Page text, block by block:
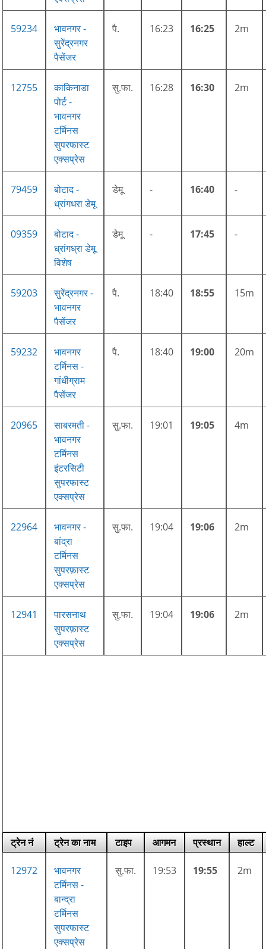
59234
भावनगर -
सुरेंद्रनगर
पैसेंजर
पै. 16:23 16:25 2m
12755
काकिनाडा
पोर्ट -
भावनगर
टर्मिनस
सुपरफास्ट
एक्सप्रेस
सु.फा. 16:28 16:30 2m
79459
बोटाद -
ध्रांगधरा डेमू
डेमू - 16:40 -
09359
बोटाद -
ध्रांगध्रा डेमू
विशेष
डेमू - 17:45 -
59203
सुरेंद्रनगर -
भावनगर
पैसेंजर
पै. 18:40 18:55 15m
59232
भावनगर
टर्मिनस -
गांधीग्राम
पैसेंजर
पै. 18:40 19:00 20m
20965
साबरमती -
भावनगर
टर्मिनस
इंटरसिटी
सुपरफास्ट
एक्सप्रेस
सु.फा. 19:01 19:05 4m
22964
भावनगर -
बांद्रा
टर्मिनस
सुपरफ़ास्ट
एक्सप्रेस
सु.फा. 19:04 19:06 2m
12941
पारसनाथ
सुपरफ़ास्ट
एक्सप्रेस
सु.फा. 19:04 19:06 2m
ट्रेन नं ट्रेन का नाम टाइप आगमन प्रस्थान हाल्ट
12972
भावनगर
टर्मिनस -
बान्द्रा
टर्मिनस
सुपरफास्ट
एक्सप्रेस
सु.फा. 19:53 19:55 2m